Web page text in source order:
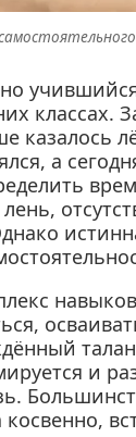
классах.
казалось
а
и